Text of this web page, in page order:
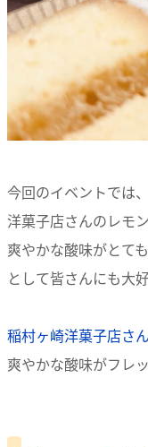
今回のイベントでは
洋菓子店さんのレモ
爽やかな酸味がとて
として皆さんにも大
稲村ヶ崎洋菓子店さん
爽やかな酸味がフレ